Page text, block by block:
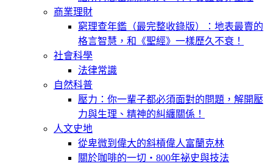
商業理財
窮理查年鑑（最完整收錄版）：地表最賣的
格言智慧，和《聖經》一樣歷久不衰！
社會科學
法律常識
自然科普
壓力：你一輩子都必須面對的問題，解開壓
力與生理、精神的糾纏關係！
人文史地
從卑微到偉大的斜槓偉人富蘭克林
關於咖啡的一切‧800年祕史與技法